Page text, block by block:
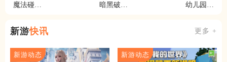
魔法碰碰
暗黑破坏
幼儿园数
新游快讯 更多 +
新游动态 新游动态